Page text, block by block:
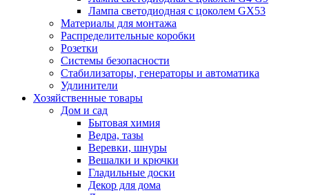
Лампа светодиодная с цоколем GX53
Материалы для монтажа
Распределительные коробки
Розетки
Системы безопасности
Стабилизаторы, генераторы и автоматика
Удлинители
Хозяйственные товары
Дом и сад
Бытовая химия
Ведра, тазы
Веревки, шнуры
Вешалки и крючки
Гладильные доски
Декор для дома